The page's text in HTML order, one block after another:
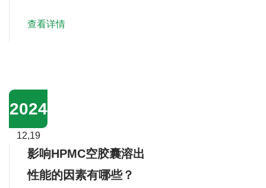
容物发生化学反应，从而确保了
含量），或与具有强还原性的内
容物发生美拉德反应，所有这些
都可能影响药物的稳定性和生物
利...
查看详情
2024
12,19
影响HPMC空胶囊溶出
性能的因素有哪些？